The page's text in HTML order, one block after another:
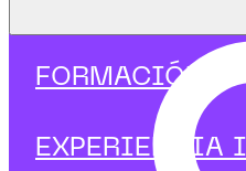
FORMACIÓN
EXPERIENCIA